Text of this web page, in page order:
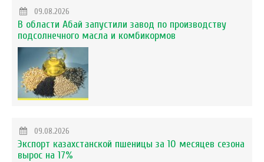
09.08.2026
В области Абай запустили завод по производству
подсолнечного масла и комбикормов
09.08.2026
Экспорт казахстанской пшеницы за 10 месяцев сезона
вырос на 17%